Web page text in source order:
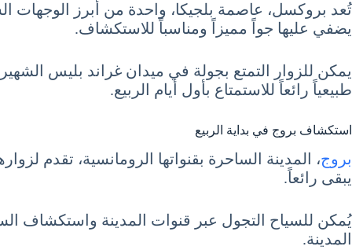
تُعد بروكسل، عاصمة بلجيكا، واحدة من أبرز
يضفي عليها جواً مميزاً ومناسباً للاستكشاف.
يمكن للزوار التمتع بجولة في ميدان غراند بليس
طبيعياً رائعاً للاستمتاع بأول أيام الربيع.
استكشاف بروج في بداية الربيع
بروج، المدينة الساحرة بقنواتها الرومانسية، تقدم
يبقى رائعاً.
يُمكن للسياح التجول عبر قنوات المدينة واستكشاف
المدينة.